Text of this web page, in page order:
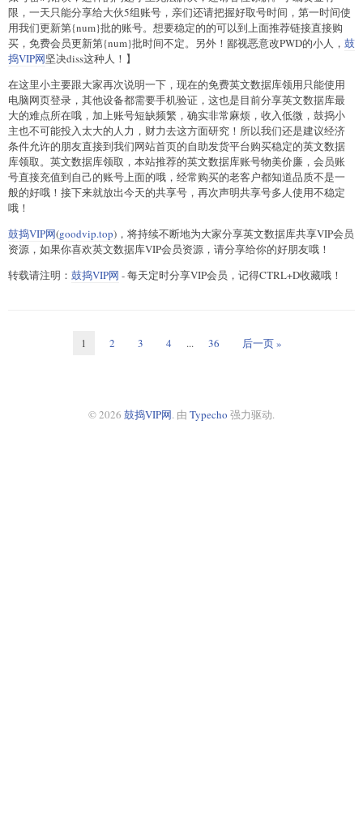
限，一天只能分享给大伙5组账号，亲们还请把握好取号时间，第一时间使
用我们更新第{num}批的账号。想要稳定的的可以到上面推荐链接直接购
买，免费会员更新第{num}批时间不定。另外！鄙视恶意改PWD的小人， 鼓
捣VIP网坚决diss这种人！】
在这里小主要跟大家再次说明一下，现在的免费英文数据库领用只能使用
电脑网页登录，其他设备都需要手机验证，这也是目前分享英文数据库最
大的难点所在哦，加上账号短缺频繁，确实非常麻烦，收入低微，鼓捣小
主也不可能投入太大的人力，财力去这方面研究！所以我们还是建议经济
条件允许的朋友直接到我们网站首页的自助发货平台购买稳定的英文数据
库领取。英文数据库领取，本站推荐的英文数据库账号物美价廉，会员账
号直接充值到自己的账号上面的哦，经常购买的老客户都知道品质不是一
般的好哦！接下来就放出今天的共享号，再次声明共享号多人使用不稳定
哦！
鼓捣VIP网(goodvip.top)，将持续不断地为大家分享英文数据库共享VIP会员
资源，如果你喜欢英文数据库VIP会员资源，请分享给你的好朋友哦！
转载请注明： 鼓捣VIP网 - 每天定时分享VIP会员，记得CTRL+D收藏哦！
1 2 3 4 ... 36 后一页 »
© 2026 鼓捣VIP网. 由 Typecho 强力驱动.